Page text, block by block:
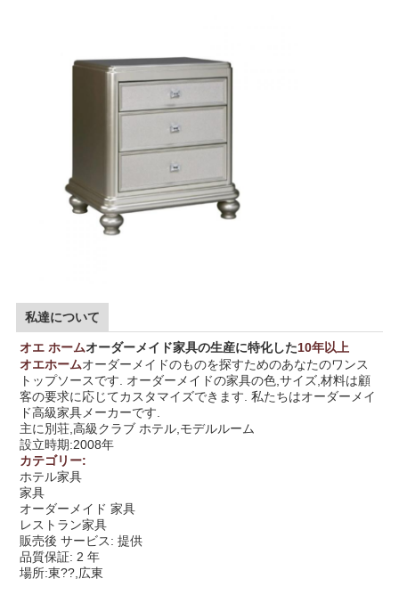
私達について
オエ ホームオーダーメイド家具の生産に特化した10年以上
オエホームオーダーメイドのものを探すためのあなたのワンス
トップソースです. オーダーメイドの家具の色,サイズ,材料は顧
客の要求に応じてカスタマイズできます. 私たちはオーダーメイ
ド高級家具メーカーです.
主に別荘,高級クラブ ホテル,モデルルーム
設立時期:2008年
カテゴリー:
ホテル家具
家具
オーダーメイド 家具
レストラン家具
販売後 サービス: 提供
品質保証: 2 年
場所:東??,広東